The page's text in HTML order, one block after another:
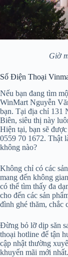
Giờ
Số Điện Thoại
Nếu bạn đang tìm
WinMart Nguyễn
bạn. Tại địa chỉ 131
Biên, siêu thị này
Hiện tại, bạn sẽ
0559 70 1672. Thật
không nào?
Không chỉ có các
mang đến không
có thể tìm thấy đa
cho đến các sản
đình ghé thăm, chắc
Đừng bỏ lỡ dịp săn
thoại hotline để tận
cập nhật thường
khuyến mãi mới nhất.